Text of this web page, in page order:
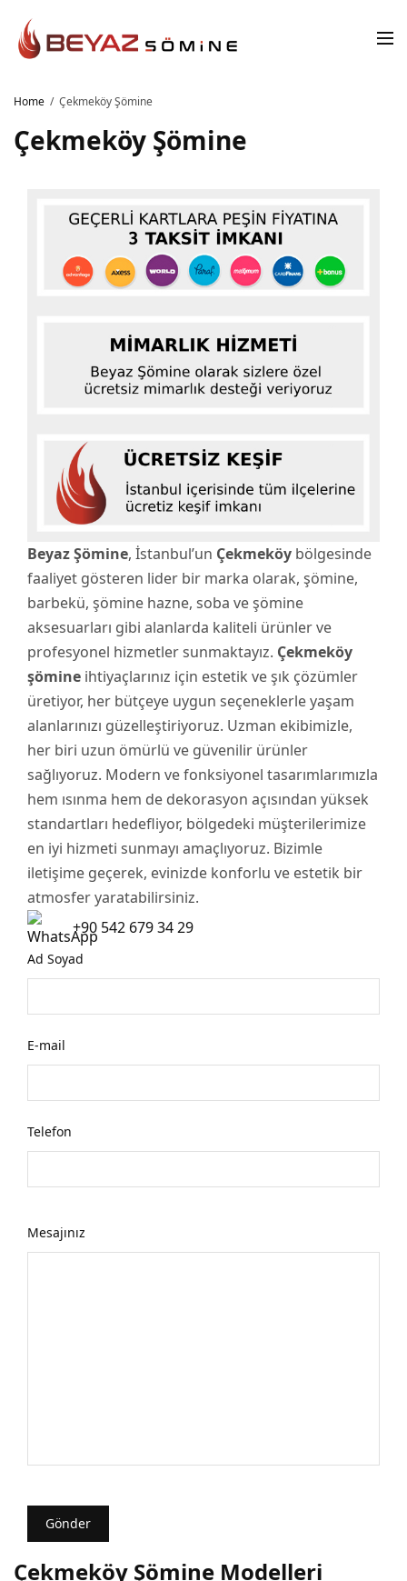
Home Çekmeköy Şömine
Çekmeköy Şömine
Beyaz Şömine, İstanbul’un Çekmeköy bölgesinde
faaliyet gösteren lider bir marka olarak, şömine,
barbekü, şömine hazne, soba ve şömine
aksesuarları gibi alanlarda kaliteli ürünler ve
profesyonel hizmetler sunmaktayız. Çekmeköy
şömine ihtiyaçlarınız için estetik ve şık çözümler
üretiyor, her bütçeye uygun seçeneklerle yaşam
alanlarınızı güzelleştiriyoruz. Uzman ekibimizle,
her biri uzun ömürlü ve güvenilir ürünler
sağlıyoruz. Modern ve fonksiyonel tasarımlarımızla
hem ısınma hem de dekorasyon açısından yüksek
standartları hedefliyor, bölgedeki müşterilerimize
en iyi hizmeti sunmayı amaçlıyoruz. Bizimle
iletişime geçerek, evinizde konforlu ve estetik bir
atmosfer yaratabilirsiniz.
+90 542 679 34 29
Ad Soyad
E-mail
Telefon
Mesajınız
Çekmeköy Şömine Modelleri